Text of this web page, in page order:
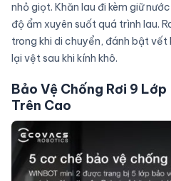
nhỏ giọt. Khăn lau đi kèm giữ
độ ẩm xuyên suốt quá trình lau.
trong khi di chuyển, đánh bật
lại vệt sau khi kính khô.
Bảo Vệ Chống Rơi 9 Lớp
Trên Cao